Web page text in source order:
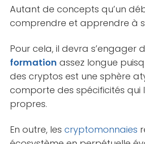
Autant de concepts qu’un
comprendre et apprendre à
Pour cela, il devra s’engager
formation assez longue
des cryptos est une sphère
comporte des spécificités qui
propres.
En outre, les cryptomonnaies